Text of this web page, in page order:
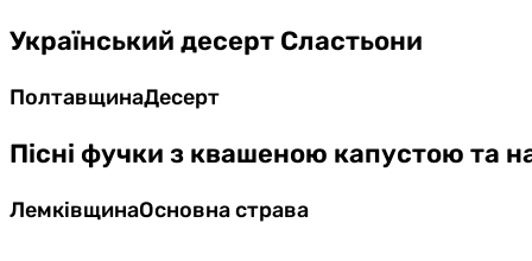
Український десерт Сластьони
ПолтавщинаДесерт
Пісні фучки з квашеною капустою та
ЛемківщинаОсновна страва